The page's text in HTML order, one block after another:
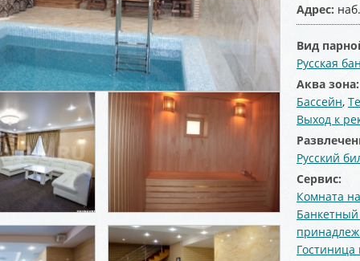
Адрес:
Вид
Русская
Аква
Бассейн,
Выход к
Русский
Сервис:
Комната
Банкетный
Гостиница